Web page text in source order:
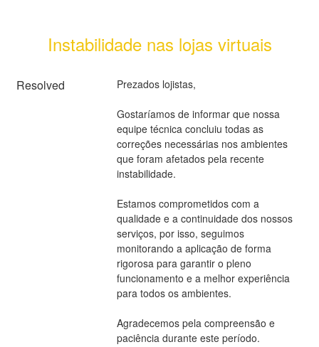
Instabilidade nas lojas virtuais
Resolved Prezados lojistas,
Gostaríamos de informar que nossa
equipe técnica concluiu todas as
correções necessárias nos ambientes
que foram afetados pela recente
instabilidade.
Estamos comprometidos com a
qualidade e a continuidade dos nossos
serviços, por isso, seguimos
monitorando a aplicação de forma
rigorosa para garantir o pleno
funcionamento e a melhor experiência
para todos os ambientes.
Agradecemos pela compreensão e
paciência durante este período.